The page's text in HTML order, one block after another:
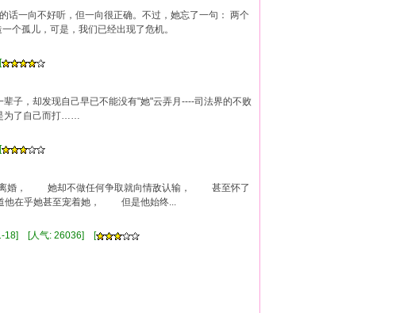
话一向不好听，但一向很正确。不过，她忘了一句： 两个
个孤儿，可是，我们已经出现了危机。
子，却发现自己早已不能没有"她"云弄月----司法界的不败
为了自己而打……
婚， 她却不做任何争取就向情敌认输， 甚至怀了
乎她甚至宠着她， 但是他始终...
18] [人气: 26036] [